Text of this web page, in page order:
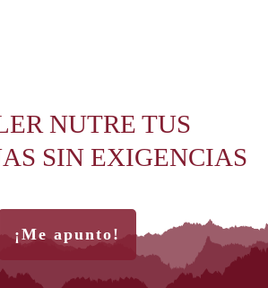
NUTRE TUS
SIN EXIGENCIAS
¡Me apunto!